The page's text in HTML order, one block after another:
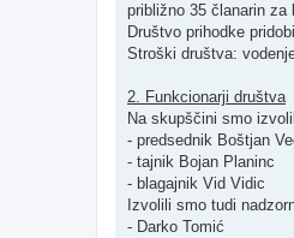
približno 35 članarin za
Društvo prihodke
Stroški društva:
2. Funkcionarji društva
Na skupščini smo
- predsednik Boštjan
- tajnik Bojan Planinc
- blagajnik Vid Vidic
Izvolili smo tudi
- Darko Tomić